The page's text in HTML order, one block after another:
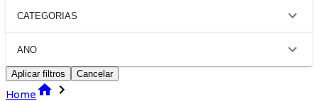
CATEGORIAS
ANO
Aplicar filtros Cancelar
Home